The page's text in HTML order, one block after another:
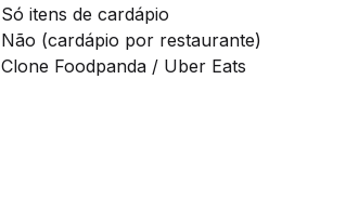
Só itens de cardápio
Não (cardápio por restaurante)
Clone Foodpanda / Uber Eats